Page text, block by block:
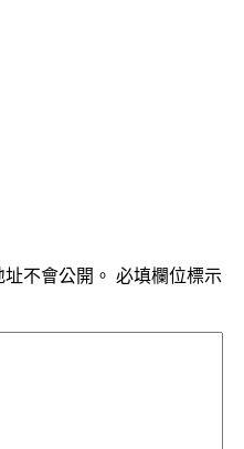
不會公開。 必填欄位標示